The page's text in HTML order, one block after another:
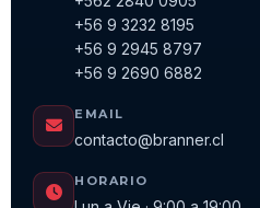
+56 9 3232 8195
+56 9 2945 8797
+56 9 2690 6882
EMAIL
contacto@branner.cl
HORARIO